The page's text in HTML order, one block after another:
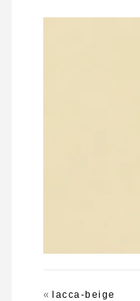
« lacca-beige